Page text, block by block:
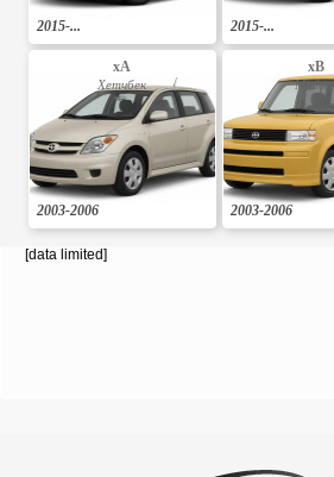
2015-... 2015-...
xA
Хетчбек
2003-2006
xB
2003-2006
[data limited]